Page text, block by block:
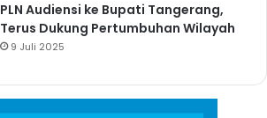
PLN Audiensi ke Bupati Tangerang,
Terus Dukung Pertumbuhan Wilayah
9 Juli 2025